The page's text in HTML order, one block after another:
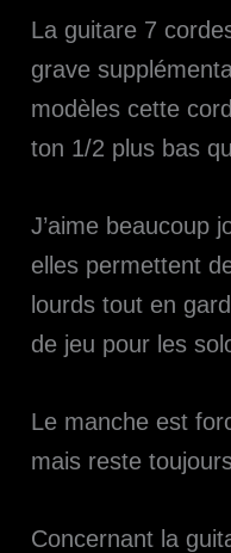
La guitare 7
grave
modèles cette
ton 1/2 plus bas
J’aime beaucoup
elles permettent
lourds tout en
de jeu pour les
Le manche est
mais reste
Concernant la